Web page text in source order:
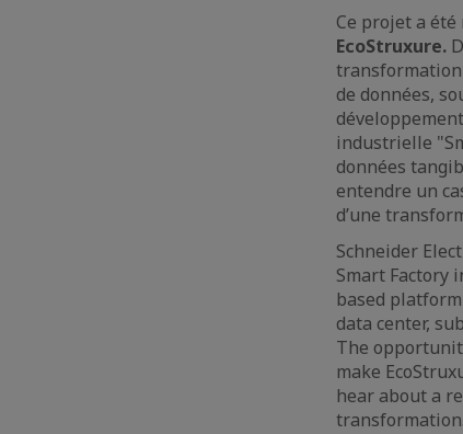
Ce projet a été
EcoStruxure.
de données,
industrielle
données
entendre un
d’une
Schneider
Smart Factory
based
data center,
The
make
hear about a
transformation.